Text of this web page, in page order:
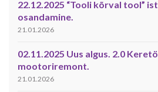
22.12.2025 “Tooli kõrval tool”
osandamine.
21.01.2026
02.11.2025 Uus algus. 2.0
mootoriremont.
21.01.2026